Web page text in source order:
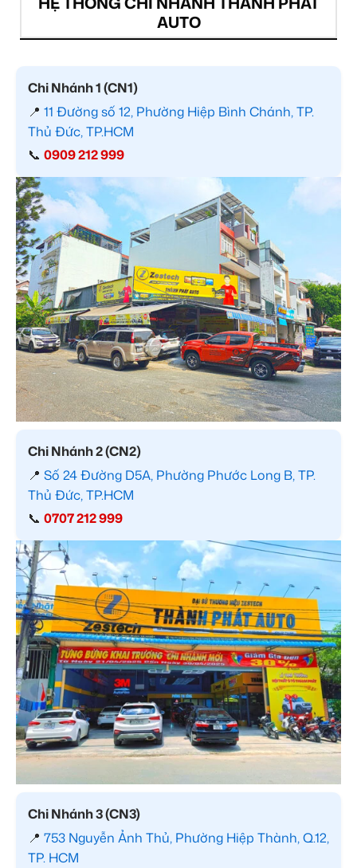
AUTO
Chi Nhánh 1 (CN1)
📍 11 Đường số 12, Phường Hiệp Bình Chánh, TP.
Thủ Đức, TP.HCM
📞 0909 212 999
Chi Nhánh 2 (CN2)
📍 Số 24 Đường D5A, Phường Phước Long B, TP.
Thủ Đức, TP.HCM
📞 0707 212 999
Chi Nhánh 3 (CN3)
📍 753 Nguyễn Ảnh Thủ, Phường Hiệp Thành, Q.12,
TP. HCM